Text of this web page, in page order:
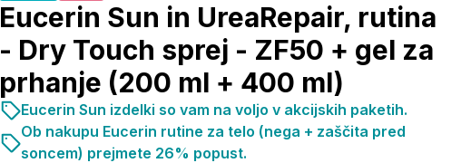
Eucerin Sun in UreaRepair, rutina
- Dry Touch sprej - ZF50 + gel za
prhanje (200 ml + 400 ml)
Eucerin Sun izdelki so vam na voljo v akcijskih paketih.
Ob nakupu Eucerin rutine za telo (nega + zaščita pred
soncem) prejmete 26% popust.